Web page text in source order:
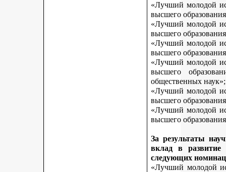
«Лучший молодой
высшего
«Лучший молодой
высшего
«Лучший молодой
высшего
«Лучший молодой
высшего
общественных наук»;
«Лучший молодой
высшего
«Лучший молодой
высшего
За результаты
вклад в развитие
следующих
«Лучший молодой